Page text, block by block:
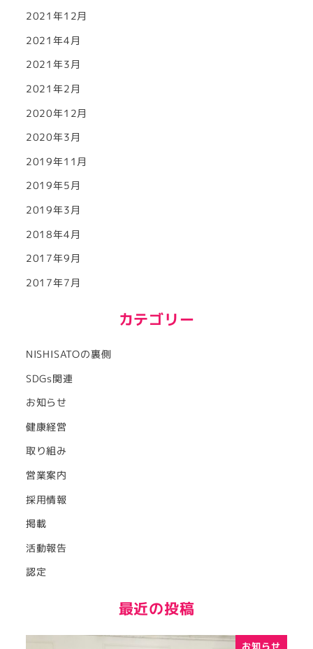
2021年12月
2021年4月
2021年3月
2021年2月
2020年12月
2020年3月
2019年11月
2019年5月
2019年3月
2018年4月
2017年9月
2017年7月
カテゴリー
NISHISATOの裏側
SDGs関連
お知らせ
健康経営
取り組み
営業案内
採用情報
掲載
活動報告
認定
最近の投稿
お知らせ